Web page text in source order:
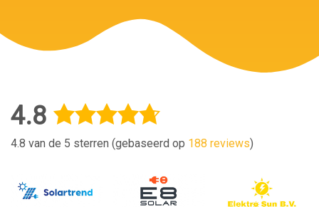
4.8
4.8 van de 5 sterren (gebaseerd op 188 reviews)